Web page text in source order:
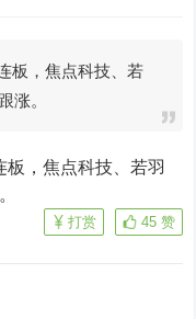
板，焦点科技、若
涨。
，焦点科技、若羽
45 赞
打赏